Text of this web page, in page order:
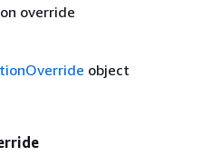
override
object